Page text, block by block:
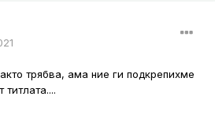
трябва, ама ние ги подкрепихме